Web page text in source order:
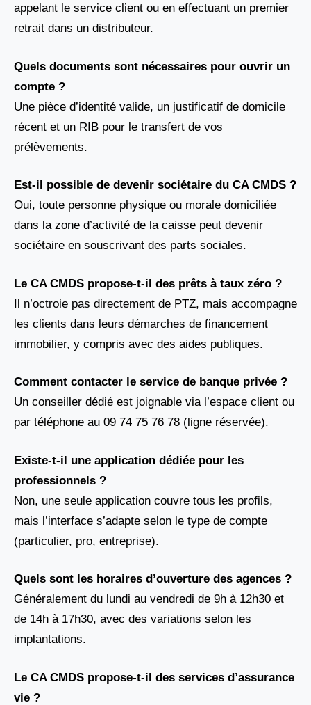
appelant le service client ou en effectuant un premier
retrait dans un distributeur.
Quels documents sont nécessaires pour ouvrir un
compte ?
Une pièce d’identité valide, un justificatif de domicile
récent et un RIB pour le transfert de vos
prélèvements.
Est-il possible de devenir sociétaire du CA CMDS ?
Oui, toute personne physique ou morale domiciliée
dans la zone d’activité de la caisse peut devenir
sociétaire en souscrivant des parts sociales.
Le CA CMDS propose-t-il des prêts à taux zéro ?
Il n’octroie pas directement de PTZ, mais accompagne
les clients dans leurs démarches de financement
immobilier, y compris avec des aides publiques.
Comment contacter le service de banque privée ?
Un conseiller dédié est joignable via l’espace client ou
par téléphone au 09 74 75 76 78 (ligne réservée).
Existe-t-il une application dédiée pour les
professionnels ?
Non, une seule application couvre tous les profils,
mais l’interface s’adapte selon le type de compte
(particulier, pro, entreprise).
Quels sont les horaires d’ouverture des agences ?
Généralement du lundi au vendredi de 9h à 12h30 et
de 14h à 17h30, avec des variations selon les
implantations.
Le CA CMDS propose-t-il des services d’assurance
vie ?